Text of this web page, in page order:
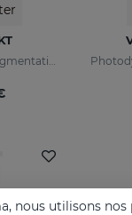
Accélérateur de pigmentation de la peau
nous utilisons